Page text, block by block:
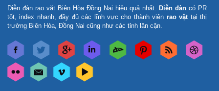
Diễn đàn rao vặt Biên Hòa Đồng Nai hiệu quả nhất. Diễn đàn có PR
tốt, index nhanh, đầy đủ các lĩnh vực cho thành viên rao vặttại thị
trường Biên Hòa, Đồng Nai cũng như các tỉnh lân cận.